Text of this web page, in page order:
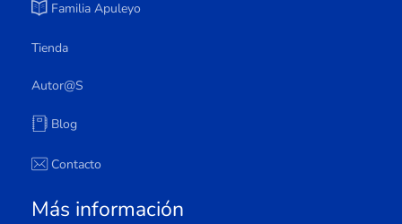
Familia Apuleyo
Tienda
Autor@s
Blog
Contacto
Más información